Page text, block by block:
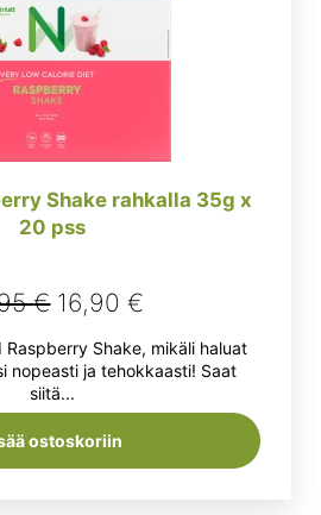
Shake rahkalla 35g x
20 pss
€ Alkuperäinen
hinta
oli:
23,95 €.
16,90€
hinta
on:
Raspberry Shake, mikäli haluat
nopeasti ja tehokkaasti! Saat
siitä...
ostoskoriin